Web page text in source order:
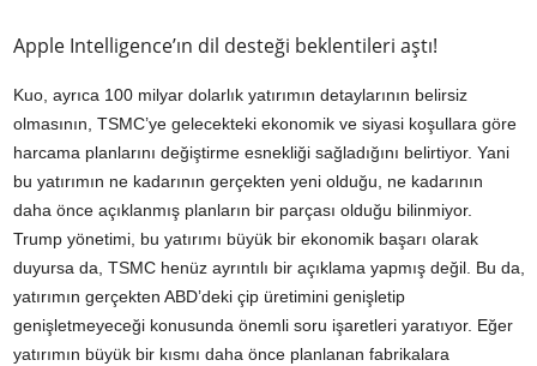
Apple Intelligence’ın dil desteği beklentileri aştı!
Kuo, ayrıca 100 milyar dolarlık yatırımın detaylarının belirsiz
olmasının, TSMC’ye gelecekteki ekonomik ve siyasi koşullara göre
harcama planlarını değiştirme esnekliği sağladığını belirtiyor. Yani
bu yatırımın ne kadarının gerçekten yeni olduğu, ne kadarının
daha önce açıklanmış planların bir parçası olduğu bilinmiyor.
Trump yönetimi, bu yatırımı büyük bir ekonomik başarı olarak
duyursa da, TSMC henüz ayrıntılı bir açıklama yapmış değil. Bu da,
yatırımın gerçekten ABD’deki çip üretimini genişletip
genişletmeyeceği konusunda önemli soru işaretleri yaratıyor. Eğer
yatırımın büyük bir kısmı daha önce planlanan fabrikalara